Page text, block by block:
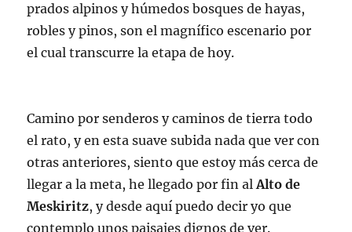
prados alpinos y húmedos bosques de hayas,
robles y pinos, son el magnífico escenario por
el cual transcurre la etapa de hoy.
Camino por senderos y caminos de tierra todo
el rato, y en esta suave subida nada que ver con
otras anteriores, siento que estoy más cerca de
llegar a la meta, he llegado por fin alAlto de
Meskiritz, y desde aquí puedo decir yo que
contemplo unos paisajes dignos de ver.